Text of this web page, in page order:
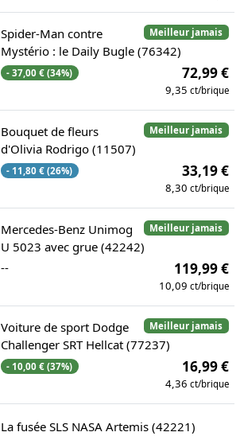
Meilleur jamais
Spider-Man contre
Mystério : le Daily Bugle (76342)
- 37,00 € (34%) 72,99 €
9,35 ct/brique
Meilleur jamais
Bouquet de fleurs
d'Olivia Rodrigo (11507)
- 11,80 € (26%) 33,19 €
8,30 ct/brique
Meilleur jamais
Mercedes-Benz Unimog
U 5023 avec grue (42242)
--
119,99 €
10,09 ct/brique
Meilleur jamais
Voiture de sport Dodge
Challenger SRT Hellcat (77237)
- 10,00 € (37%) 16,99 €
4,36 ct/brique
La fusée SLS NASA Artemis (42221)